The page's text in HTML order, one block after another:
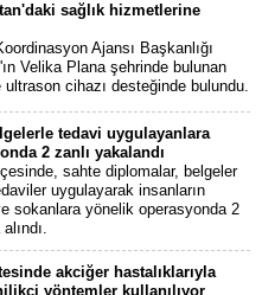
sağlık hizmetlerine
Ajansı Başkanlığı
Velika Plana şehrinde bulunan
ultrason cihazı desteğinde bulundu.
tedavi uygulayanlara
2 zanlı yakalandı
sahte diplomalar, belgeler
uygulayarak insanların
sokanlara yönelik operasyonda 2
akciğer hastalıklarıyla
yöntemler kullanılıyor